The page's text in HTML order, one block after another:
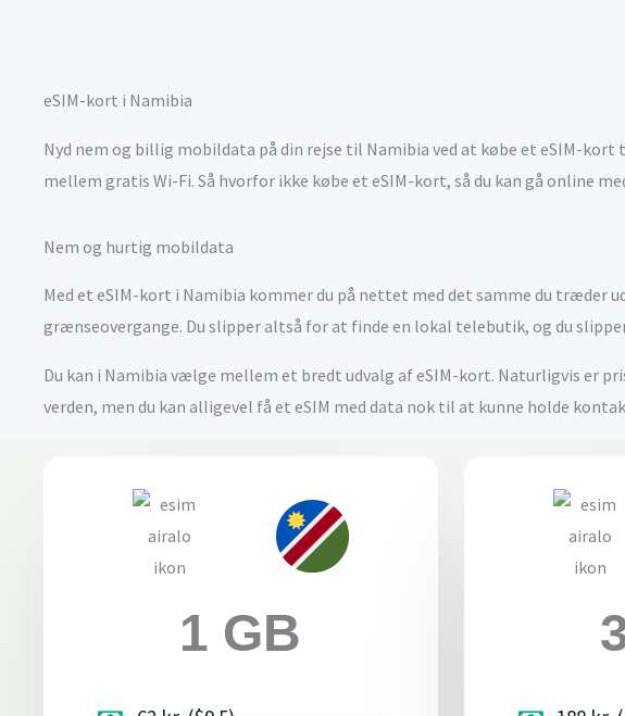
eSIM-kort i Namibia
Nyd nem og billig mobildata på din rejse til Namibia ved at købe et eSIM-
mellem gratis Wi-Fi. Så hvorfor ikke købe et eSIM-kort, så du kan gå online
Nem og hurtig mobildata
Med et eSIM-kort i Namibia kommer du på nettet med det samme du træder
grænseovergange. Du slipper altså for at finde en lokal telebutik, og du
Du kan i Namibia vælge mellem et bredt udvalg af eSIM-kort. Naturligvis er
verden, men du kan alligevel få et eSIM med data nok til at kunne holde
1 GB